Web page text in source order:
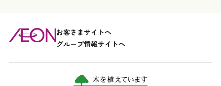
お客さまサイトへ
グループ情報サイトへ